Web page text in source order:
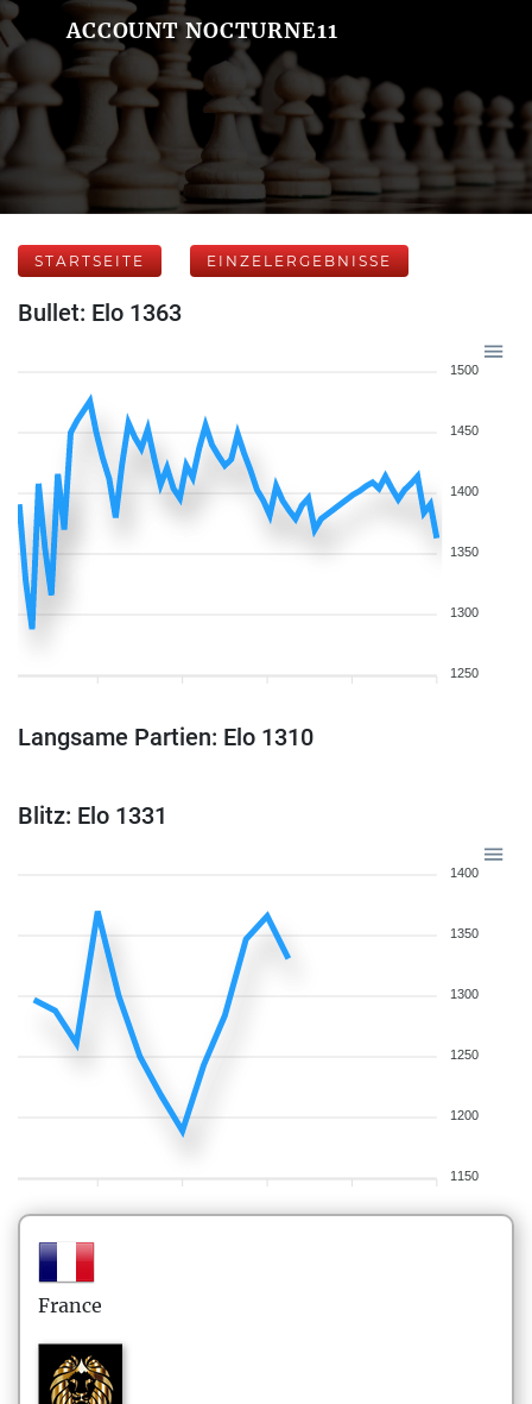
ACCOUNT NOCTURNE11
STARTSEITE EINZELERGEBNISSE
Bullet: Elo 1363
1500
1450
1400
1350
1300
1250
Langsame Partien: Elo 1310
Blitz: Elo 1331
1400
1350
1300
1250
1200
1150
France